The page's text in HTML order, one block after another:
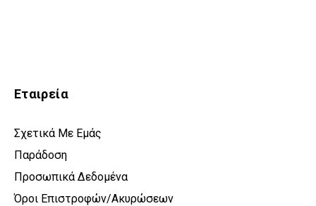
Εταιρεία
Σχετικά Με Εμάς
Παράδοση
Προσωπικά Δεδομένα
Όροι Επιστροφών/Ακυρώσεων